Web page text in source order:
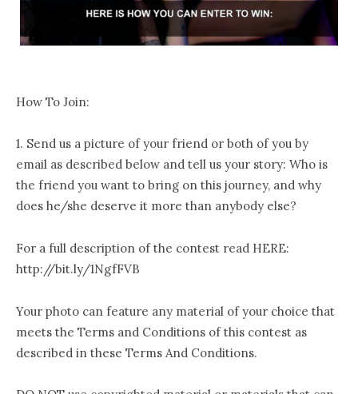
How To Join:
1. Send us a picture of your friend or both of you by
email as described below and tell us your story: Who is
the friend you want to bring on this journey, and why
does he/she deserve it more than anybody else?
For a full description of the contest read HERE:
http://bit.ly/1NgfFVB
Your photo can feature any material of your choice that
meets the Terms and Conditions of this contest as
described in these Terms And Conditions.